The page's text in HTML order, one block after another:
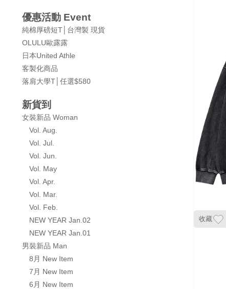
優惠活動 Event
純棉厚磅短T│台灣製 現貨
OLULU歐露露
日本United Athle
客製化商品
落肩大學T│任選$580
新貨到
女裝新品 Woman
Vol. Aug.
Vol. Jul.
Vol. Jun.
Vol. May
Vol. Apr.
Vol. Mar.
Vol. Feb.
NEW YEAR Jan.02
NEW YEAR Jan.01
男裝新品 Man
8月 New Item
7月 New Item
6月 New Item
收藏